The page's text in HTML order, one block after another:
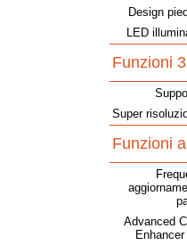
Design
LED
Funzioni
Super
Funzioni
Advanced